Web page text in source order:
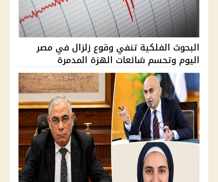
البحوث الفلكية تنفي وقوع زلزال في مصر
اليوم وتحسم شائعات الهزة المدمرة